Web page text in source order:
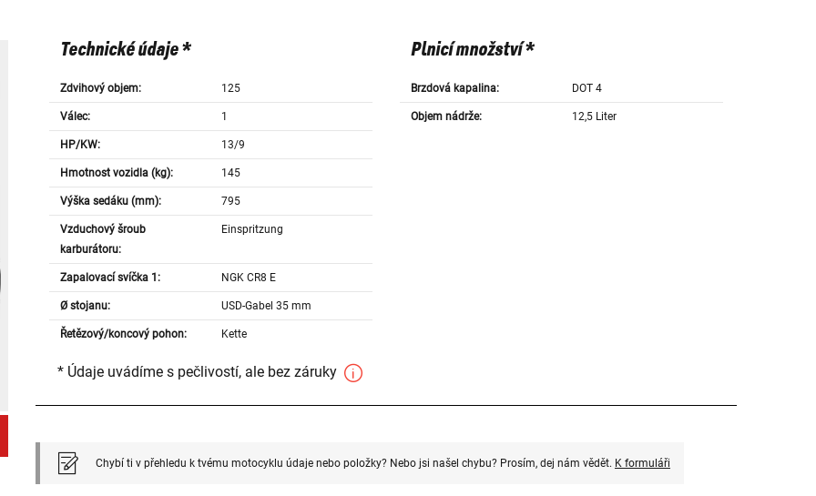
Technické údaje *
Zdvihový objem: 125
Válec: 1
HP/KW: 13/9
Hmotnost vozidla (kg): 145
Výška sedáku (mm): 795
Vzduchový šroub
karburátoru:
Einspritzung
Zapalovací svíčka 1: NGK CR8 E
Ø stojanu: USD-Gabel 35 mm
Řetězový/koncový pohon: Kette
Plnicí množství *
Brzdová kapalina: DOT 4
Objem nádrže: 12,5 Liter
* Údaje uvádíme s pečlivostí, ale bez záruky
Chybí ti v přehledu k tvému motocyklu údaje nebo položky? Nebo jsi našel chybu? Prosím, dej nám vědět. K formuláři